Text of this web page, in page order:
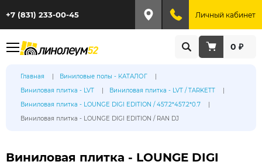
+7 (831) 233-00-45 Личный кабинет
0 ₽
Главная
Виниловые полы - КАТАЛОГ
Виниловая плитка - LVT
Виниловая плитка - LVT / TARKETT
Виниловая плитка - LOUNGE DIGI EDITION / 457.2*457.2*0.7
Виниловая плитка - LOUNGE DIGI EDITION / RAN DJ
Виниловая плитка - LOUNGE DIGI